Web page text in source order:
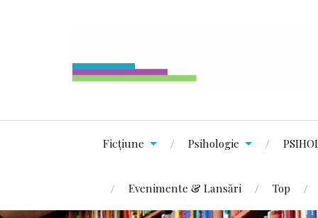
Ficțiune Psihologie
Evenimente & Lansări Top